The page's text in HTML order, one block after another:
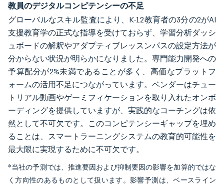
教員のデジタルコンピテンシーの不足
グローバルなスキル監査により、K-12教育者の3分の2がAI
支援教育学の正式な指導を受けておらず、学習分析ダッシ
ュボードの解釈やアダプティブレッスンパスの設定方法が
分からない状況が明らかになりました。専門能力開発への
予算配分が2%未満であることが多く、高価なプラットフ
ォームの活用不足につながっています。ベンダーはチュー
トリアル動画やゲーミフィケーションを取り入れたオンボ
ーディングを提供していますが、実践的なコーチングは依
然として不可欠です。このコンピテンシーギャップを埋め
ることは、スマートラーニングシステムの教育的可能性を
最大限に実現するために不可欠です。
*当社の予測では、推進要因および抑制要因の影響を加算的ではな
く方向性のあるものとして扱います。影響予測は、ベースライン